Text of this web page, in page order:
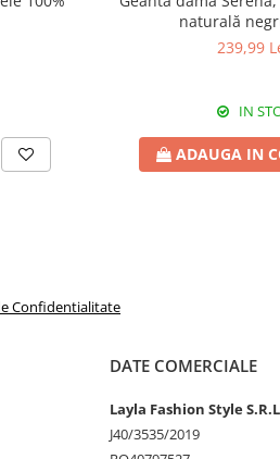
naturală
239,99
IN
ADAUGA IN
Confidentialitate
DATE COMERCIALE
Layla Fashion Style S.R.L
J40/3535/2019